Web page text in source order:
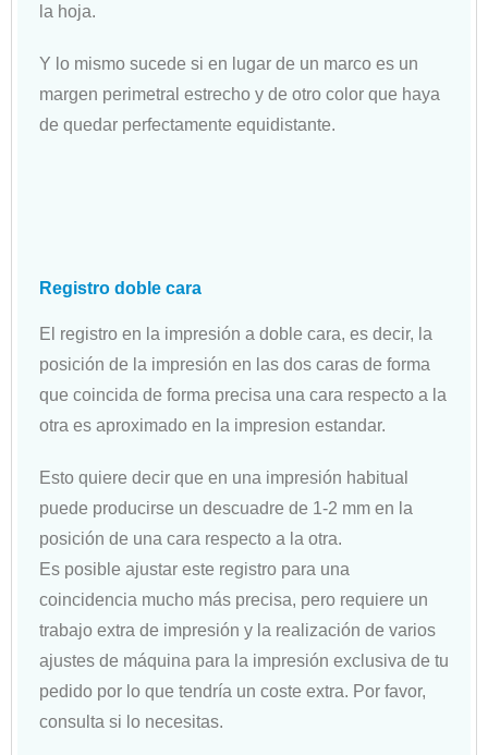
la hoja.
Y lo mismo sucede si en lugar de un marco es un
margen perimetral estrecho y de otro color que haya
de quedar perfectamente equidistante.
Registro doble cara
El registro en la impresión a doble cara, es decir, la
posición de la impresión en las dos caras de forma
que coincida de forma precisa una cara respecto a la
otra es aproximado en la impresion estandar.
Esto quiere decir que en una impresión habitual
puede producirse un descuadre de 1-2 mm en la
posición de una cara respecto a la otra.
Es posible ajustar este registro para una
coincidencia mucho más precisa, pero requiere un
trabajo extra de impresión y la realización de varios
ajustes de máquina para la impresión exclusiva de tu
pedido por lo que tendría un coste extra. Por favor,
consulta si lo necesitas.